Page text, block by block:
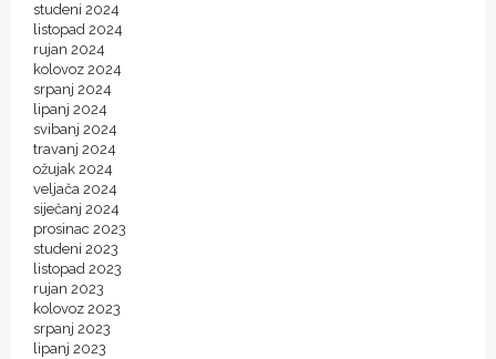
studeni 2024
listopad 2024
rujan 2024
kolovoz 2024
srpanj 2024
lipanj 2024
svibanj 2024
travanj 2024
ožujak 2024
veljača 2024
siječanj 2024
prosinac 2023
studeni 2023
listopad 2023
rujan 2023
kolovoz 2023
srpanj 2023
lipanj 2023